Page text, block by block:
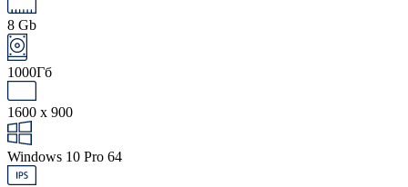
8 Gb
1000Гб
1600 x 900
Windows 10 Pro 64